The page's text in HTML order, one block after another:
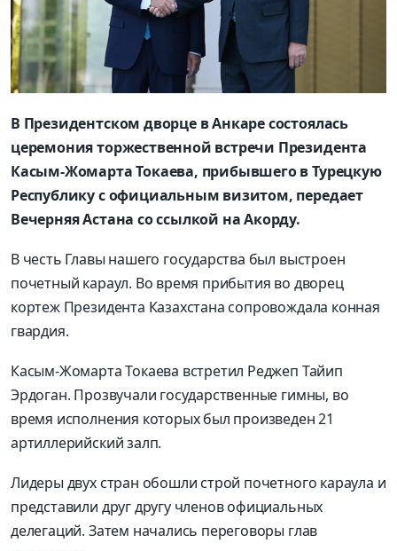
В Президентском дворце в Анкаре состоялась
церемония торжественной встречи Президента
Касым-Жомарта Токаева, прибывшего в Турецкую
Республику с официальным визитом, передает
Вечерняя Астана со ссылкой на Акорду.
В честь Главы нашего государства был выстроен
почетный караул. Во время прибытия во дворец
кортеж Президента Казахстана сопровождала конная
гвардия.
Касым-Жомарта Токаева встретил Реджеп Тайип
Эрдоган. Прозвучали государственные гимны, во
время исполнения которых был произведен 21
артиллерийский залп.
Лидеры двух стран обошли строй почетного караула и
представили друг другу членов официальных
делегаций. Затем начались переговоры глав